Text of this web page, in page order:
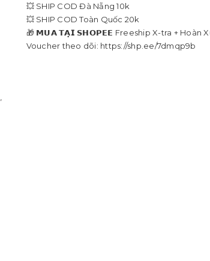
💥 SHIP COD Đà Nẵng 10k
💥 SHIP COD Toàn Quốc 20k
🎁 𝗠𝗨𝗔 𝗧𝗔̣𝗜 𝗦𝗛𝗢𝗣𝗘𝗘 Freeship X-tra + Hoàn
Voucher theo dõi: https://shp.ee/7dmqp9b